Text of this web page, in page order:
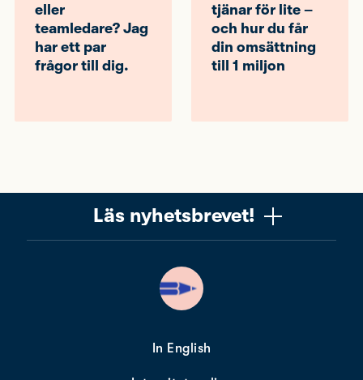
eller
teamledare? Jag
har ett par
frågor till dig.
tjänar för lite –
och hur du får
din omsättning
till 1 miljon
Läs nyhetsbrevet!
Ta chansen! Det är jag (Mattias) som skriver det, och
när du läser får du knep, verktyg och tankar som gör
copy me är alldeles gratis. Nära 10 000 får det redan.
In English